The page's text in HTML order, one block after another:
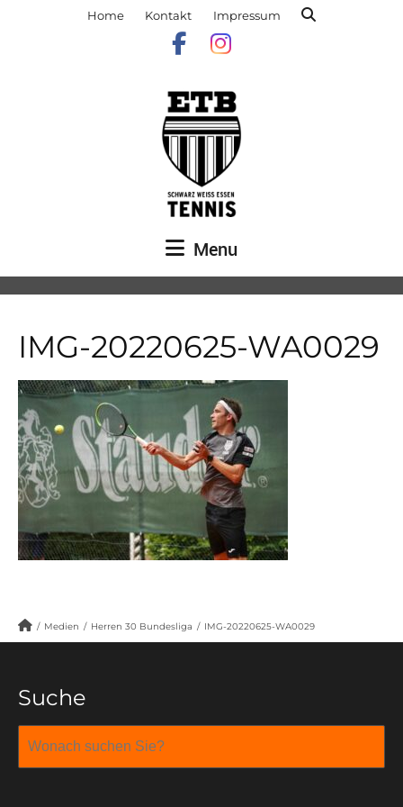
Home Kontakt Impressum
Menu
IMG-20220625-WA0029
/ Medien / Herren 30 Bundesliga / IMG-20220625-WA0029
Suche